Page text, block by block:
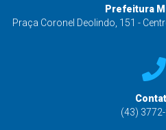
Prefeitura
Praça Coronel Deolindo, 151 -
(43)